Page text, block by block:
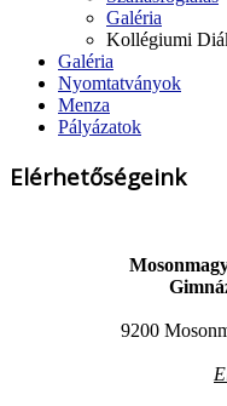
Galéria
Kollégiumi
Galéria
Nyomtatványok
Menza
Pályázatok
Elérhetőségeink
9200